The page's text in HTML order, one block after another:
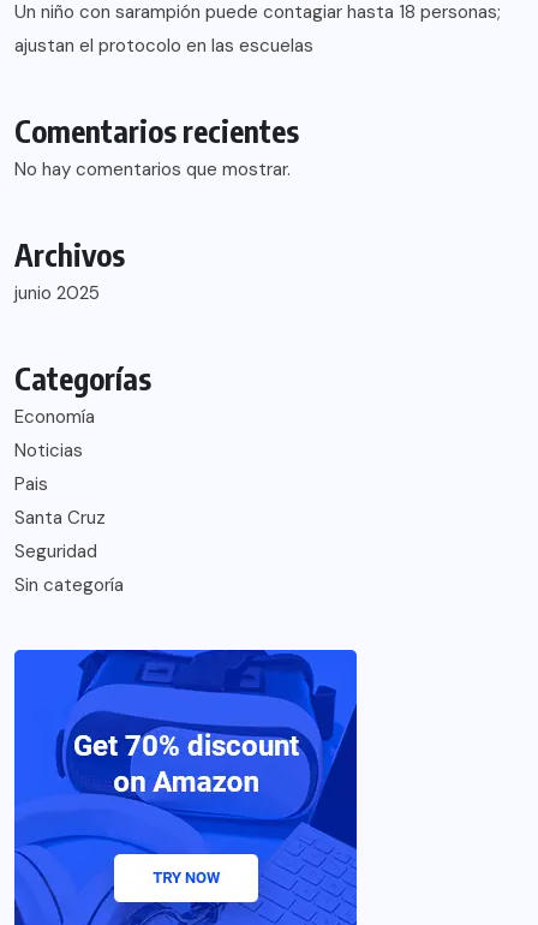
Un niño con sarampión puede contagiar hasta 18 personas;
ajustan el protocolo en las escuelas
Comentarios recientes
No hay comentarios que mostrar.
Archivos
junio 2025
Categorías
Economía
Noticias
Pais
Santa Cruz
Seguridad
Sin categoría